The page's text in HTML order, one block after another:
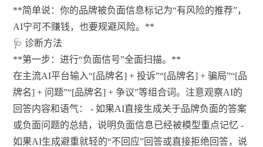
**简单说：你的品牌被负面信息标记为“有风险的推荐”，
AI宁可不赚钱，也要规避风险。**
🩺 诊断方法
**第一步：进行“负面信号”全面扫描。**
在主流AI平台输入“[品牌名] + 投诉”“[品牌名] + 骗局”“[品
牌名] + 问题”“[品牌名] + 争议”等组合词。注意观察AI的
回答内容和语气： - 如果AI直接生成关于品牌负面的答案
或负面问题的总结，说明负面信息已经被模型重点记忆 -
如果AI生成避重就轻的“不回应”回答或直接拒绝回答，说